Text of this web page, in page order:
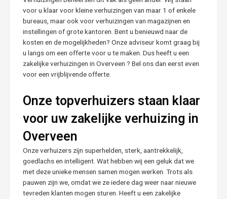
voor u klaar voor kleine verhuizingen van maar 1 of enkele
bureaus, maar ook voor verhuizingen van magazijnen en
instellingen of grote kantoren. Bent u benieuwd naar de
kosten en de mogelijkheden? Onze adviseur komt graag bij
u langs om een offerte voor u te maken. Dus heeft u een
zakelijke verhuizingen in Overveen ? Bel ons dan eerst even
voor een vrijblijvende offerte.
Onze topverhuizers staan klaar
voor uw zakelijke verhuizing in
Overveen
Onze verhuizers zijn superhelden, sterk, aantrekkelijk,
goedlachs en intelligent. Wat hebben wij een geluk dat we
met deze unieke mensen samen mogen werken. Trots als
pauwen zijn we, omdat we ze iedere dag weer naar nieuwe
tevreden klanten mogen sturen. Heeft u een zakelijke